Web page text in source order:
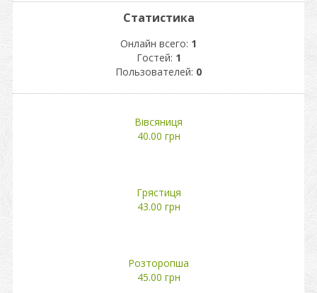
Статистика
Онлайн всего: 1
Гостей: 1
Пользователей: 0
Вівсяниця
40.00 грн
Грястиця
43.00 грн
Розторопша
45.00 грн